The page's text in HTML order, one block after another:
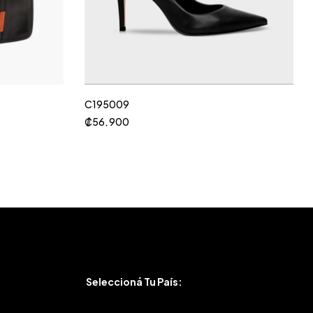
C195009
₡56, 900
Seleccioná Tu País: